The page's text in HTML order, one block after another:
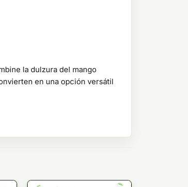
la dulzura del mango
en una opción versátil